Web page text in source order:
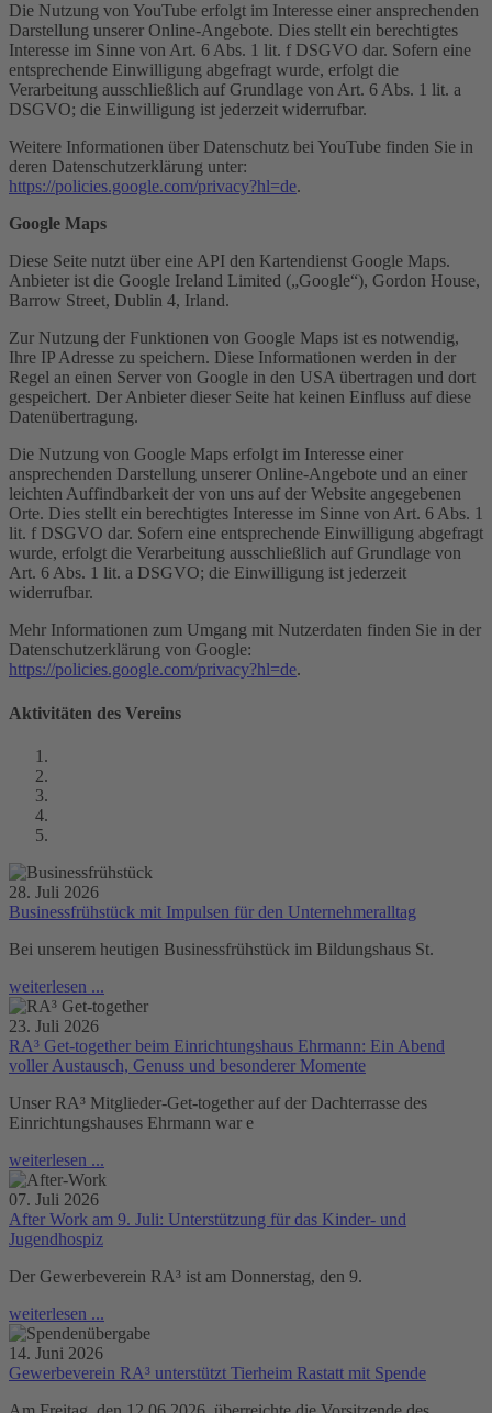
Die Nutzung von YouTube erfolgt im Interesse einer ansprechenden
Darstellung unserer Online-Angebote. Dies stellt ein berechtigtes
Interesse im Sinne von Art. 6 Abs. 1 lit. f DSGVO dar. Sofern eine
entsprechende Einwilligung abgefragt wurde, erfolgt die
Verarbeitung ausschließlich auf Grundlage von Art. 6 Abs. 1 lit. a
DSGVO; die Einwilligung ist jederzeit widerrufbar.
Weitere Informationen über Datenschutz bei YouTube finden Sie in
deren Datenschutzerklärung unter:
https://policies.google.com/privacy?hl=de.
Google Maps
Diese Seite nutzt über eine API den Kartendienst Google Maps.
Anbieter ist die Google Ireland Limited („Google“), Gordon House,
Barrow Street, Dublin 4, Irland.
Zur Nutzung der Funktionen von Google Maps ist es notwendig,
Ihre IP Adresse zu speichern. Diese Informationen werden in der
Regel an einen Server von Google in den USA übertragen und dort
gespeichert. Der Anbieter dieser Seite hat keinen Einfluss auf diese
Datenübertragung.
Die Nutzung von Google Maps erfolgt im Interesse einer
ansprechenden Darstellung unserer Online-Angebote und an einer
leichten Auffindbarkeit der von uns auf der Website angegebenen
Orte. Dies stellt ein berechtigtes Interesse im Sinne von Art. 6 Abs. 1
lit. f DSGVO dar. Sofern eine entsprechende Einwilligung abgefragt
wurde, erfolgt die Verarbeitung ausschließlich auf Grundlage von
Art. 6 Abs. 1 lit. a DSGVO; die Einwilligung ist jederzeit
widerrufbar.
Mehr Informationen zum Umgang mit Nutzerdaten finden Sie in der
Datenschutzerklärung von Google:
https://policies.google.com/privacy?hl=de.
Aktivitäten des Vereins
28. Juli 2026
Businessfrühstück mit Impulsen für den Unternehmeralltag
Bei unserem heutigen Businessfrühstück im Bildungshaus St.
weiterlesen ...
23. Juli 2026
RA³ Get-together beim Einrichtungshaus Ehrmann: Ein Abend
voller Austausch, Genuss und besonderer Momente
Unser RA³ Mitglieder-Get-together auf der Dachterrasse des
Einrichtungshauses Ehrmann war e
weiterlesen ...
07. Juli 2026
After Work am 9. Juli: Unterstützung für das Kinder- und
Jugendhospiz
Der Gewerbeverein RA³ ist am Donnerstag, den 9.
weiterlesen ...
14. Juni 2026
Gewerbeverein RA³ unterstützt Tierheim Rastatt mit Spende